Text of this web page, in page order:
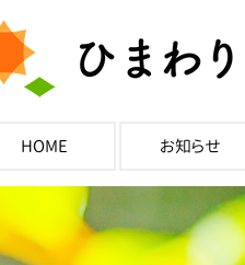
HOME お知らせ